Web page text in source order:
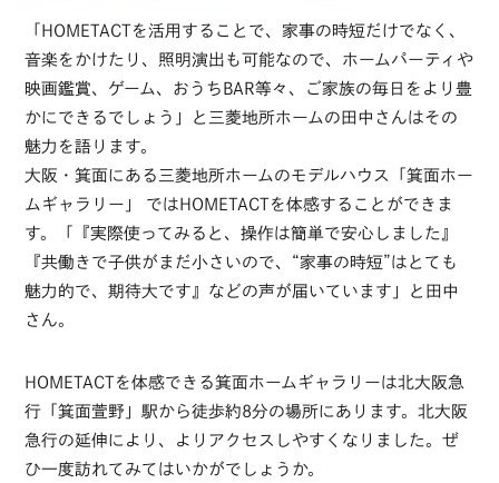
「HOMETACTを活用することで、家事の時短だけでなく、
音楽をかけたり、照明演出も可能なので、ホームパーティや
映画鑑賞、ゲーム、おうちBAR等々、ご家族の毎日をより豊
かにできるでしょう」と三菱地所ホームの田中さんはその
魅力を語ります。
大阪・箕面にある三菱地所ホームのモデルハウス「箕面ホー
ムギャラリー」 ではHOMETACTを体感することができま
す。「『実際使ってみると、操作は簡単で安心しました』
『共働きで子供がまだ小さいので、“家事の時短”はとても
魅力的で、期待大です』などの声が届いています」と田中
さん。
HOMETACTを体感できる箕面ホームギャラリーは北大阪急
行「箕面萱野」駅から徒歩約8分の場所にあります。北大阪
急行の延伸により、よりアクセスしやすくなりました。ぜ
ひ一度訪れてみてはいかがでしょうか。